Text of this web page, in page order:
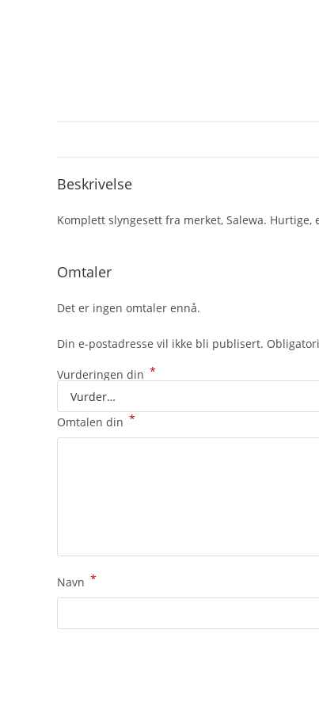
Beskrivelse
Komplett slyngesett fra merket, Salewa.
Omtaler
Det er ingen omtaler ennå.
Din e-postadresse vil ikke bli publisert.
Vurderingen din *
Omtalen din *
Navn *